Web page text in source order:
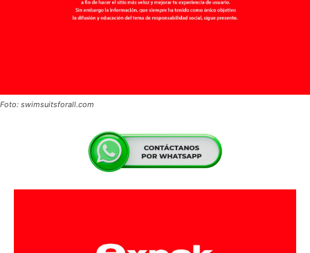
Foto: swimsuitsforall.com